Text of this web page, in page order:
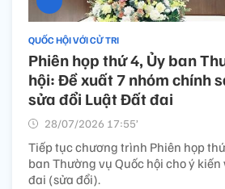
QUỐC HỘI VỚI CỬ TRI
Phiên họp thứ 4, Ủy ban
hội: Đề xuất 7 nhóm chính
sửa đổi Luật Đất đai
28/07/2026 17:55’
Tiếp tục chương trình Phiên họp
ban Thường vụ Quốc hội cho ý
đai (sửa đổi).